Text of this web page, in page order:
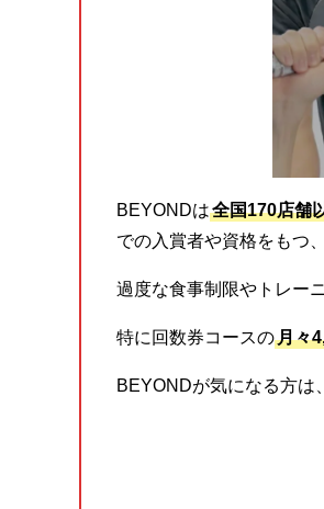
BEYONDは全国170店舗
での入賞者や資格をもつ、
過度な食事制限やトレー
特に回数券コースの月々
BEYONDが気になる方は